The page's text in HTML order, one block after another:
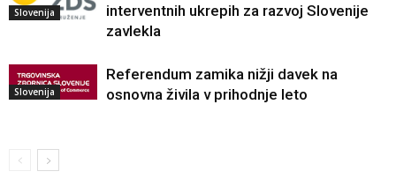
Slovenija
interventnih ukrepih za razvoj Slovenije
zavlekla
Slovenija
Referendum zamika nižji davek na
osnovna živila v prihodnje leto